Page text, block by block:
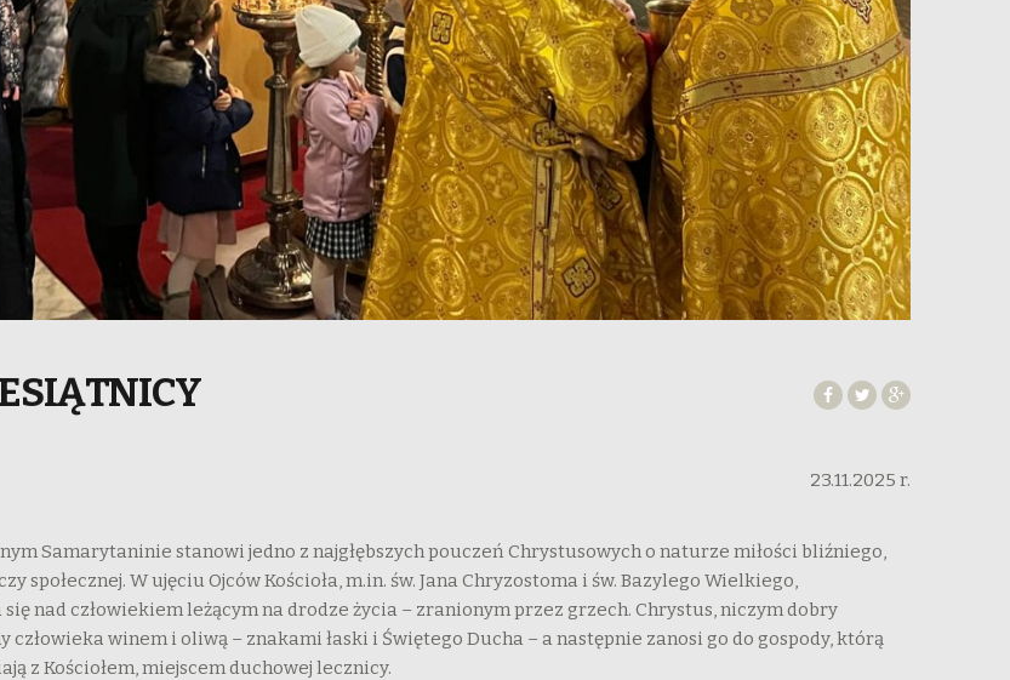
23.11.2025 r.
Samarytaninie stanowi jedno z najgłębszych pouczeń Chrystusowych o naturze miłości bliźniego,
W ujęciu Ojców Kościoła, m.in. św. Jana Chryzostoma i św. Bazylego Wielkiego,
nad człowiekiem leżącym na drodze życia – zranionym przez grzech. Chrystus, niczym dobry
winem i oliwą – znakami łaski i Świętego Ducha – a następnie zanosi go do gospody, którą
z Kościołem, miejscem duchowej lecznicy.